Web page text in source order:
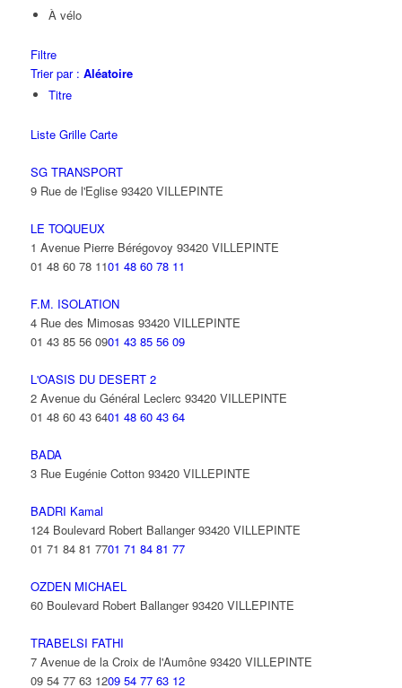
À vélo
Filtre
Trier par : Aléatoire
Titre
Liste Grille Carte
SG TRANSPORT
9 Rue de l'Eglise 93420 VILLEPINTE
LE TOQUEUX
1 Avenue Pierre Bérégovoy 93420 VILLEPINTE
01 48 60 78 1101 48 60 78 11
F.M. ISOLATION
4 Rue des Mimosas 93420 VILLEPINTE
01 43 85 56 0901 43 85 56 09
L'OASIS DU DESERT 2
2 Avenue du Général Leclerc 93420 VILLEPINTE
01 48 60 43 6401 48 60 43 64
BADA
3 Rue Eugénie Cotton 93420 VILLEPINTE
BADRI Kamal
124 Boulevard Robert Ballanger 93420 VILLEPINTE
01 71 84 81 7701 71 84 81 77
OZDEN MICHAEL
60 Boulevard Robert Ballanger 93420 VILLEPINTE
TRABELSI FATHI
7 Avenue de la Croix de l'Aumône 93420 VILLEPINTE
09 54 77 63 1209 54 77 63 12